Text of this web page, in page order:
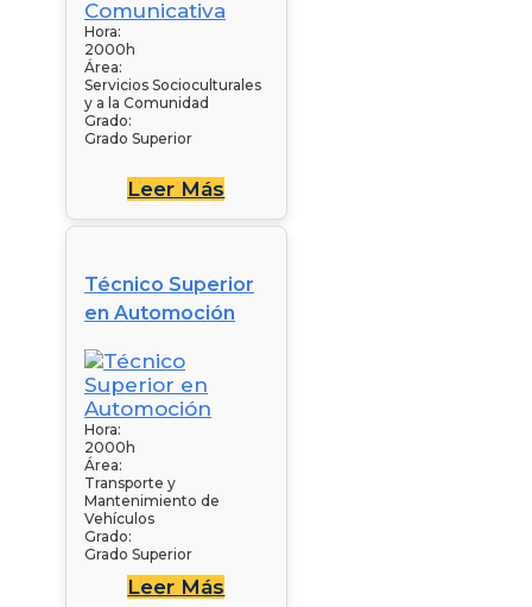
Hora:
2000h
Área:
Servicios Socioculturales
y a la Comunidad
Grado:
Grado Superior
Leer Más
Técnico Superior
en Automoción
Hora:
2000h
Área:
Transporte y
Mantenimiento de
Vehículos
Grado:
Grado Superior
Leer Más